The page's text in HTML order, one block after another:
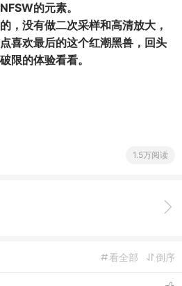
的元素。
，没有做二次采样和高清放大，
喜欢最后的这个红潮黑兽 ，回头
限的体验看看。
1.5万阅读
倒序
看全部